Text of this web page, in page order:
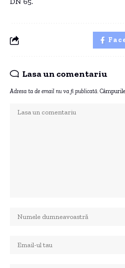
Lasa un comentariu
Adresa ta de email nu va fi publicată.